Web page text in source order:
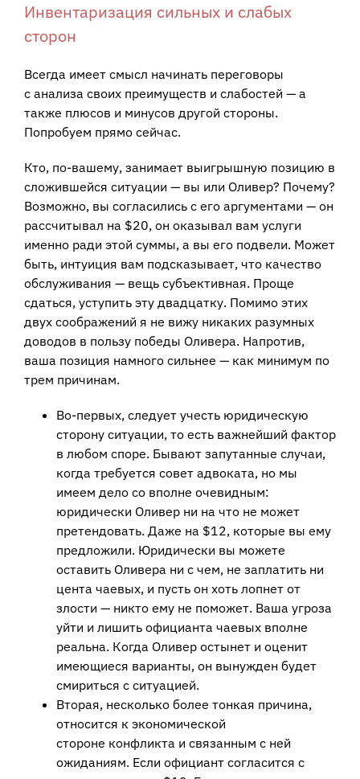
Инвентаризация сильных и слабых
сторон
Всегда имеет смысл начинать переговоры
с анализа своих преимуществ и слабостей — а
также плюсов и минусов другой стороны.
Попробуем прямо сейчас.
Кто, по-вашему, занимает выигрышную позицию в
сложившейся ситуации — вы или Оливер? Почему?
Возможно, вы согласились с его аргументами — он
рассчитывал на $20, он оказывал вам услуги
именно ради этой суммы, а вы его подвели. Может
быть, интуиция вам подсказывает, что качество
обслуживания — вещь субъективная. Проще
сдаться, уступить эту двадцатку. Помимо этих
двух соображений я не вижу никаких разумных
доводов в пользу победы Оливера. Напротив,
ваша позиция намного сильнее — как минимум по
трем причинам.
Во-первых, следует учесть юридическую
сторону ситуации, то есть важнейший фактор
в любом споре. Бывают запутанные случаи,
когда требуется совет адвоката, но мы
имеем дело со вполне очевидным:
юридически Оливер ни на что не может
претендовать. Даже на $12, которые вы ему
предложили. Юридически вы можете
оставить Оливера ни с чем, не заплатить ни
цента чаевых, и пусть он хоть лопнет от
злости — никто ему не поможет. Ваша угроза
уйти и лишить официанта чаевых вполне
реальна. Когда Оливер остынет и оценит
имеющиеся варианты, он вынужден будет
смириться с ситуацией.
Вторая, несколько более тонкая причина,
относится к экономической
стороне конфликта и связанным с ней
ожиданиям. Если официант согласится с